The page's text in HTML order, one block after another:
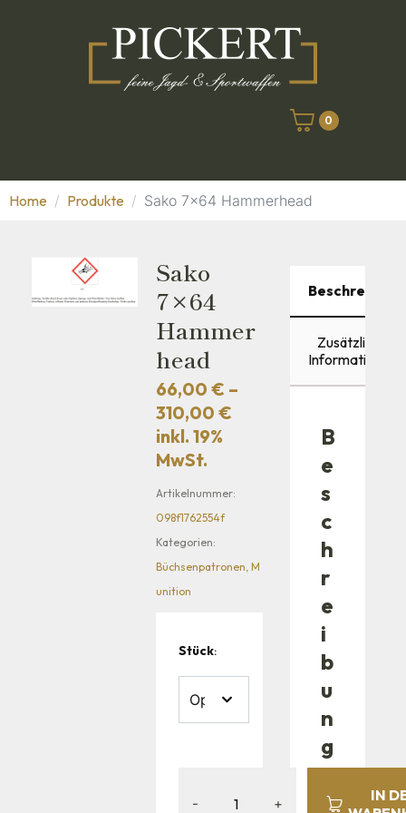
0
Home Produkte Sako 7x64 Hammerhead
Sako
7×64
Hammer
Head
66,00€ –
310,00€
inkl. 19%
MwSt.
Artikelnummer:
098f1762554f
Kategorien:
Büchsenpatronen,M
unition
Stück:
- +
IN
Beschreibung
Zusätzliche
Informationen
B
e
s
c
h
r
e
i
b
u
n
g